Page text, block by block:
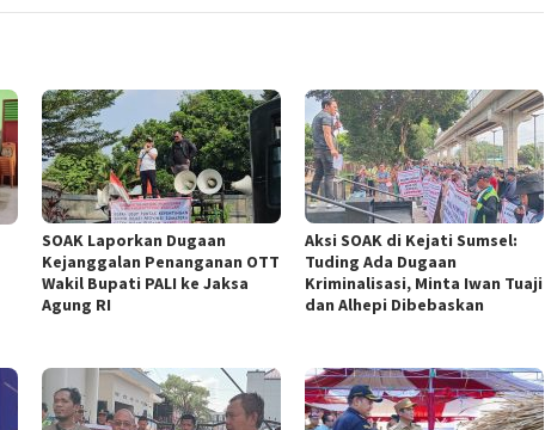
SOAK Laporkan Dugaan
Kejanggalan Penanganan OTT
Wakil Bupati PALI ke Jaksa
Agung RI
Aksi SOAK di Kejati Sumsel:
Tuding Ada Dugaan
Kriminalisasi, Minta Iwan Tuaji
dan Alhepi Dibebaskan